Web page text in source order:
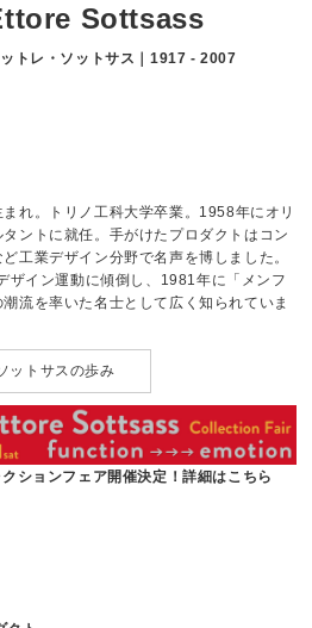
Sottsass
トレ・ソットサス｜1917 - 2007
れ。トリノ工科大学卒業。1958年にオリ
ントに就任。手がけたプロダクトはコン
工業デザイン分野で名声を博しました。
ザイン運動に傾倒し、1981年に「メンフ
流を率いた名士として広く知られていま
ットサスの歩み
ションフェア開催決定！詳細はこちら